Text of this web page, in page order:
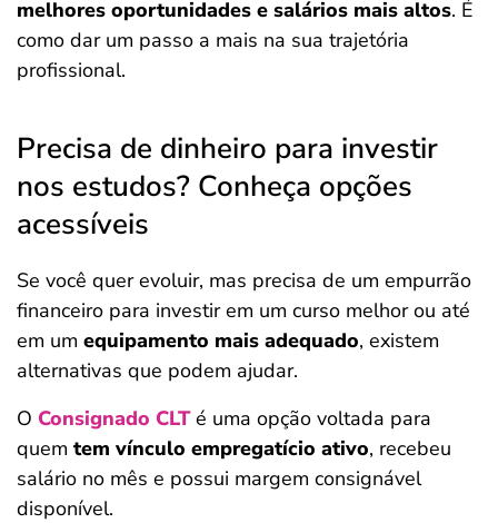
melhores oportunidades e salários mais altos. É
como dar um passo a mais na sua trajetória
profissional.
Precisa de dinheiro para investir
nos estudos? Conheça opções
acessíveis
Se você quer evoluir, mas precisa de um empurrão
financeiro para investir em um curso melhor ou até
em um equipamento mais adequado, existem
alternativas que podem ajudar.
O Consignado CLTé uma opção voltada para
quem tem vínculo empregatício ativo, recebeu
salário no mês e possui margem consignável
disponível.